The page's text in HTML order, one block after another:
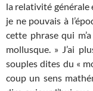
la relativité générale
je ne pouvais à
cette phrase qui
mollusque. » J’ai
souples dites du «
coup un sens